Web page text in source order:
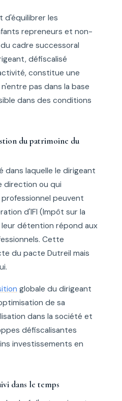
d'équilibrer les
repreneurs et non-
cadre successoral
défiscalisé
constitue une
pas dans la base
dans des conditions
du patrimoine du
laquelle le dirigeant
direction ou qui
peuvent
d'IFI (Impôt sur la
détention répond aux
Cette
du pacte Dutreil mais
globale du dirigeant
de sa
dans la société et
défiscalisantes
investissements en
dans le temps